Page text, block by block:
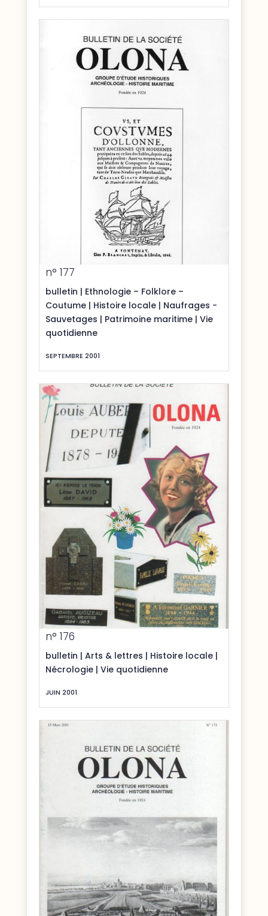
n° 177
bulletin | Ethnologie – Folklore –
Coutume| Histoire locale| Naufrages -
Sauvetages | Patrimoine maritime| Vie
quotidienne
SEPTEMBRE 2001
n° 176
bulletin | Arts & lettres | Histoire locale|
Nécrologie| Vie quotidienne
JUIN 2001